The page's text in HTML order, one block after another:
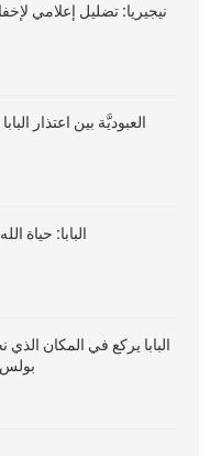
نيجيريا: تضليل إعلامي
العبوديَّة بين اعتذار
البابا: حياة
البابا يركع في المكان الذي
بولس